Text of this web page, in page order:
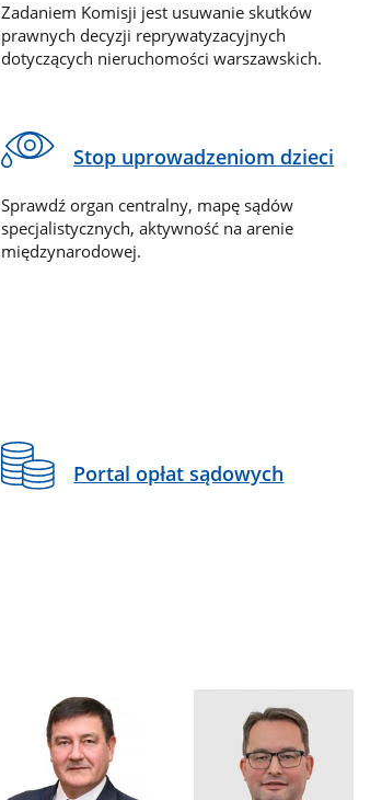
Zadaniem Komisji jest usuwanie skutków
prawnych decyzji reprywatyzacyjnych
dotyczących nieruchomości warszawskich.
Stop uprowadzeniom dzieci
Sprawdź organ centralny, mapę sądów
specjalistycznych, aktywność na arenie
międzynarodowej.
Portal opłat sądowych